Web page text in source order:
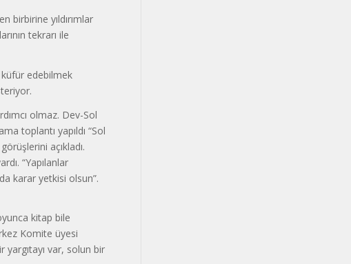
birbirine yıldırımlar
tekrarı ile
edebilmek
olmaz. Dev-Sol
toplantı yapıldı “Sol
açıkladı.
“Yapılanlar
karar yetkisi olsun”.
kitap bile
Komite üyesi
var, solun bir